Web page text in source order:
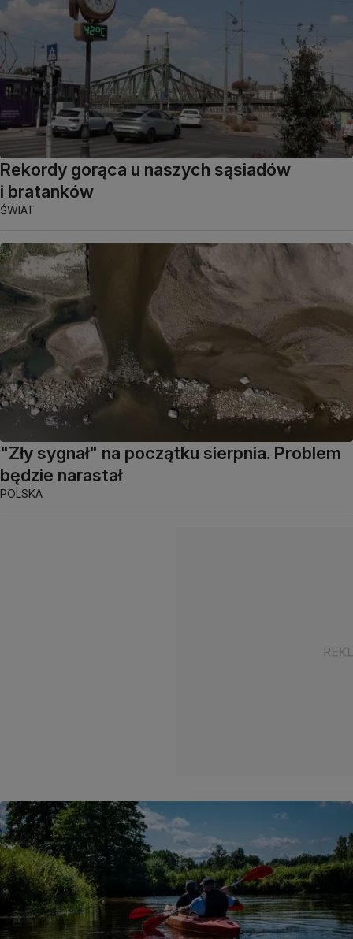
Rekordy gorąca u naszych sąsiadów
i bratanków
ŚWIAT
"Zły sygnał" na początku sierpnia. Problem
będzie narastał
POLSKA